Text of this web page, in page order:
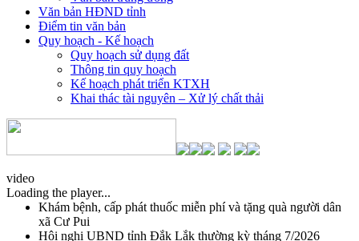
Văn bản HĐND tỉnh
Điểm tin văn bản
Quy hoạch - Kế hoạch
Quy hoạch sử dụng đất
Thông tin quy hoạch
Kế hoạch phát triển KTXH
Khai thác tài nguyên – Xử lý chất thải
video
Loading the player...
Khám bệnh, cấp phát thuốc miễn phí và tặng quà người dân
xã Cư Pui
Hội nghị UBND tỉnh Đắk Lắk thường kỳ tháng 7/2026